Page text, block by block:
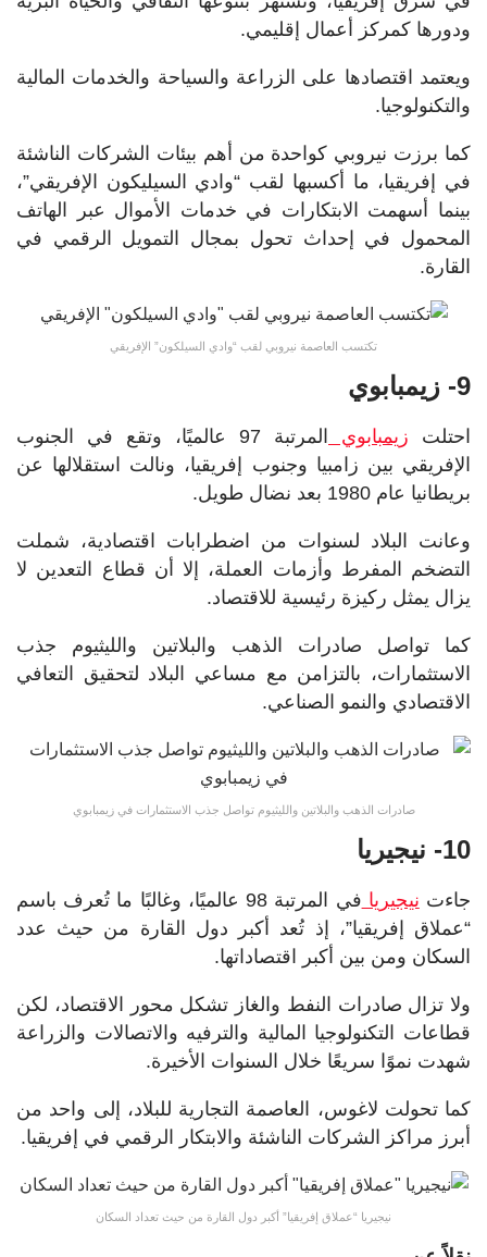
ودورها كمركز أعمال إقليمي.
ويعتمد اقتصادها على الزراعة والسياحة والخدمات المالية
والتكنولوجيا.
كما برزت نيروبي كواحدة من أهم بيئات الشركات الناشئة
في إفريقيا، ما أكسبها لقب “وادي السيليكون الإفريقي”،
بينما أسهمت الابتكارات في خدمات الأموال عبر الهاتف
المحمول في إحداث تحول بمجال التمويل الرقمي في
القارة.
تكتسب العاصمة نيروبي لقب “وادي السيلكون” الإفريقي
9- زيمبابوي
احتلت زيمبابوي
المرتبة 97 عالميًا، وتقع في الجنوب
الإفريقي بين زامبيا وجنوب إفريقيا، ونالت استقلالها عن
بريطانيا عام 1980 بعد نضال طويل.
وعانت البلاد لسنوات من اضطرابات اقتصادية، شملت
التضخم المفرط وأزمات العملة، إلا أن قطاع التعدين لا
يزال يمثل ركيزة رئيسية للاقتصاد.
كما تواصل صادرات الذهب والبلاتين والليثيوم جذب
الاستثمارات، بالتزامن مع مساعي البلاد لتحقيق التعافي
الاقتصادي والنمو الصناعي.
صادرات الذهب والبلاتين والليثيوم تواصل جذب الاستثمارات في زيمبابوي
10- نيجيريا
جاءت نيجيريا
في المرتبة 98 عالميًا، وغالبًا ما تُعرف باسم
“عملاق إفريقيا”، إذ تُعد أكبر دول القارة من حيث عدد
السكان ومن بين أكبر اقتصاداتها.
ولا تزال صادرات النفط والغاز تشكل محور الاقتصاد، لكن
قطاعات التكنولوجيا المالية والترفيه والاتصالات والزراعة
شهدت نموًا سريعًا خلال السنوات الأخيرة.
كما تحولت لاغوس، العاصمة التجارية للبلاد، إلى واحد من
أبرز مراكز الشركات الناشئة والابتكار الرقمي في إفريقيا.
نيجيريا “عملاق إفريقيا” أكبر دول القارة من حيث تعداد السكان